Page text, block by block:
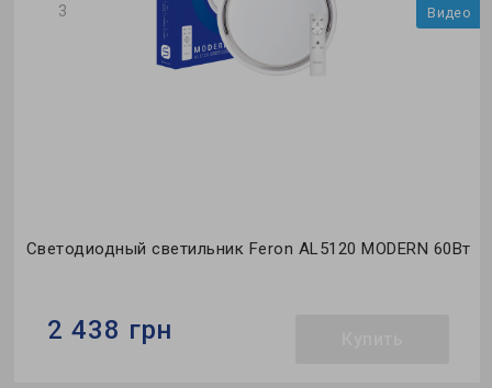
Видео
Светодиодный светильник Feron AL5120 MODERN 60Вт
3
2 438 грн